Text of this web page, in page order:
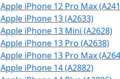
Apple iPhone 12 Pro Max
Apple iPhone 13 (A2633)
Apple iPhone 13 Mini (A2628)
Apple iPhone 13 Pro (A2638)
Apple iPhone 13 Pro Max
Apple iPhone 14 (A2882)